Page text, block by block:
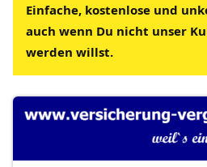
Einfache, kostenlose und
auch wenn Du nicht unser
werden willst.